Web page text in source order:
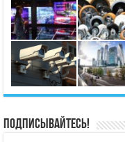
Подписывайтесь!